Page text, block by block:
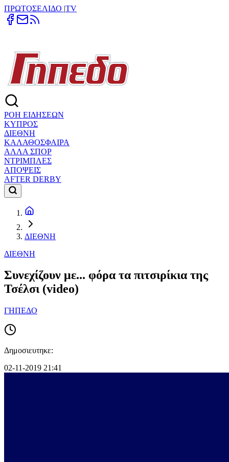
ΠΡΩΤΟΣΕΛΙΔΟ |TV
ΡΟΗ ΕΙΔΗΣΕΩΝ
ΚΥΠΡΟΣ
ΔΙΕΘΝΗ
ΚΑΛΑΘΟΣΦΑΙΡΑ
ΑΛΛΑ ΣΠΟΡ
ΝΤΡΙΜΠΛΕΣ
ΑΠΟΨΕΙΣ
AFTER DERBY
ΔΙΕΘΝΗ
ΔΙΕΘΝΗ
Συνεχίζουν με... φόρα τα πιτσιρίκια της
Τσέλσι (video)
ΓΗΠΕΔΟ
Δημοσιευτηκε:
02-11-2019 21:41